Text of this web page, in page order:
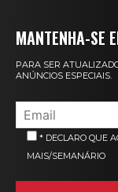
MANTENHA-SE
PARA SER
ANÚNCIOS ESPECIAIS.
* DECLARO QUE
MAIS/SEMANÁRIO